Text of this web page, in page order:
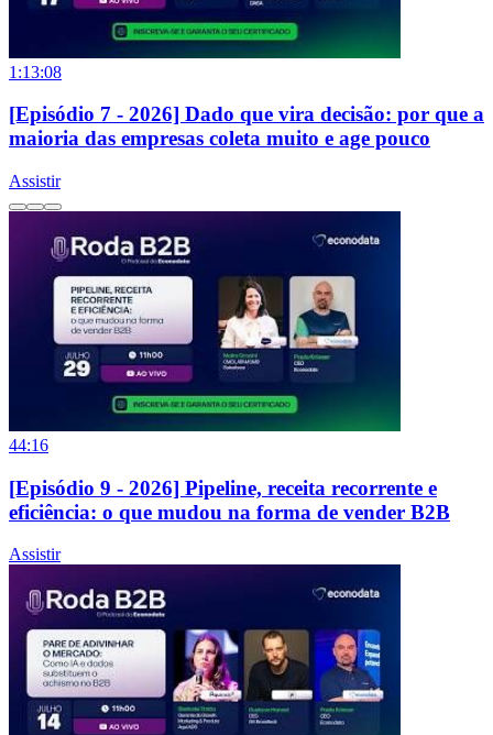
1:13:08
[Episódio 7 - 2026] Dado que vira decisão: por que a
maioria das empresas coleta muito e age pouco
Assistir
44:16
[Episódio 9 - 2026] Pipeline, receita recorrente e
eficiência: o que mudou na forma de vender B2B
Assistir